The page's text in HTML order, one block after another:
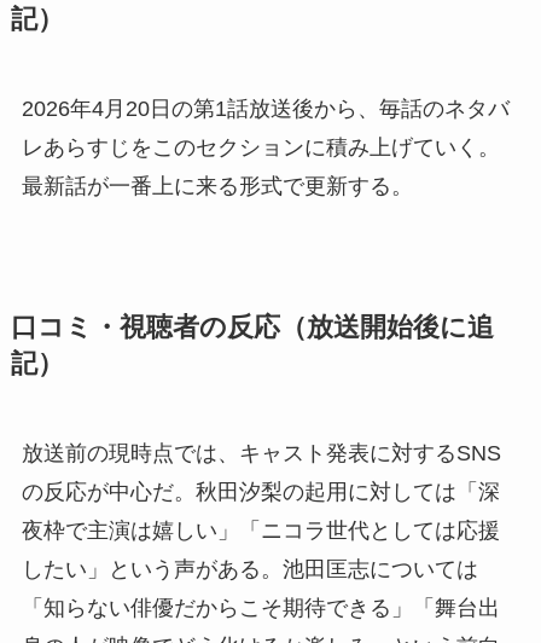
記）
2026年4月20日の第1話放送後から、毎話のネタバ
レあらすじをこのセクションに積み上げていく。
最新話が一番上に来る形式で更新する。
口コミ・視聴者の反応（放送開始後に追
記）
放送前の現時点では、キャスト発表に対するSNS
の反応が中心だ。秋田汐梨の起用に対しては「深
夜枠で主演は嬉しい」「ニコラ世代としては応援
したい」という声がある。池田匡志については
「知らない俳優だからこそ期待できる」「舞台出